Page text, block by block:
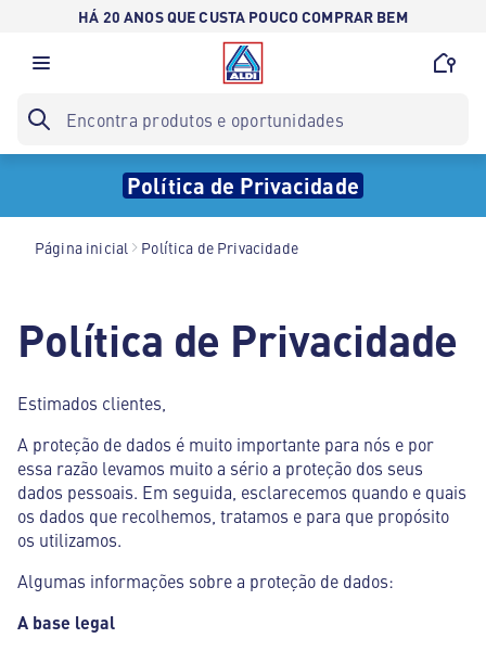
HÁ 20 ANOS QUE CUSTA POUCO COMPRAR BEM
Política de Privacidade
Página inicial Política de Privacidade
Política de Privacidade
Estimados clientes,
A proteção de dados é muito importante para nós e por
essa razão levamos muito a sério a proteção dos seus
dados pessoais. Em seguida, esclarecemos quando e quais
os dados que recolhemos, tratamos e para que propósito
os utilizamos.
Algumas informações sobre a proteção de dados:
A base legal